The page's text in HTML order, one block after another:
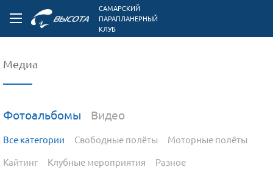
САМАРСКИЙ
ПАРАПЛАНЕРНЫЙ
КЛУБ
Медиа
Фотоальбомы Видео
Все категории Свободные полёты
Моторные полёты
Кайтинг
Клубные мероприятия Разное